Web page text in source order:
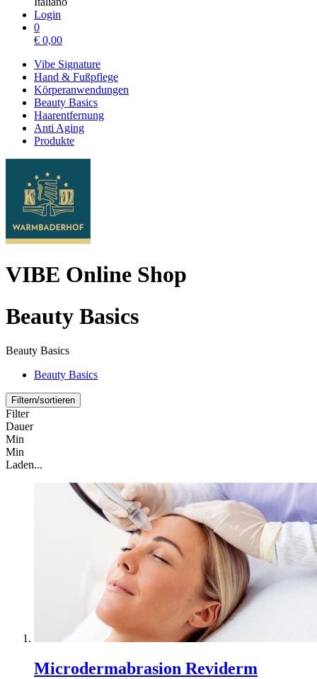
Login
0
€ 0,00
Vibe Signature
Hand & Fußpflege
Körperanwendungen
Beauty Basics
Haarentfernung
Anti Aging
Produkte
VIBE Online Shop
Beauty Basics
Beauty Basics
Beauty Basics
Filtern/sortieren
Filter
Dauer
Min
Min
Laden...
Microdermabrasion Reviderm